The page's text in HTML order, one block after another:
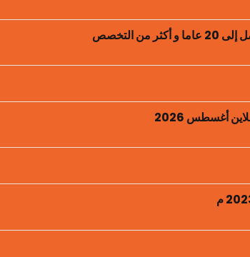
التخصص
أغسطس 2026